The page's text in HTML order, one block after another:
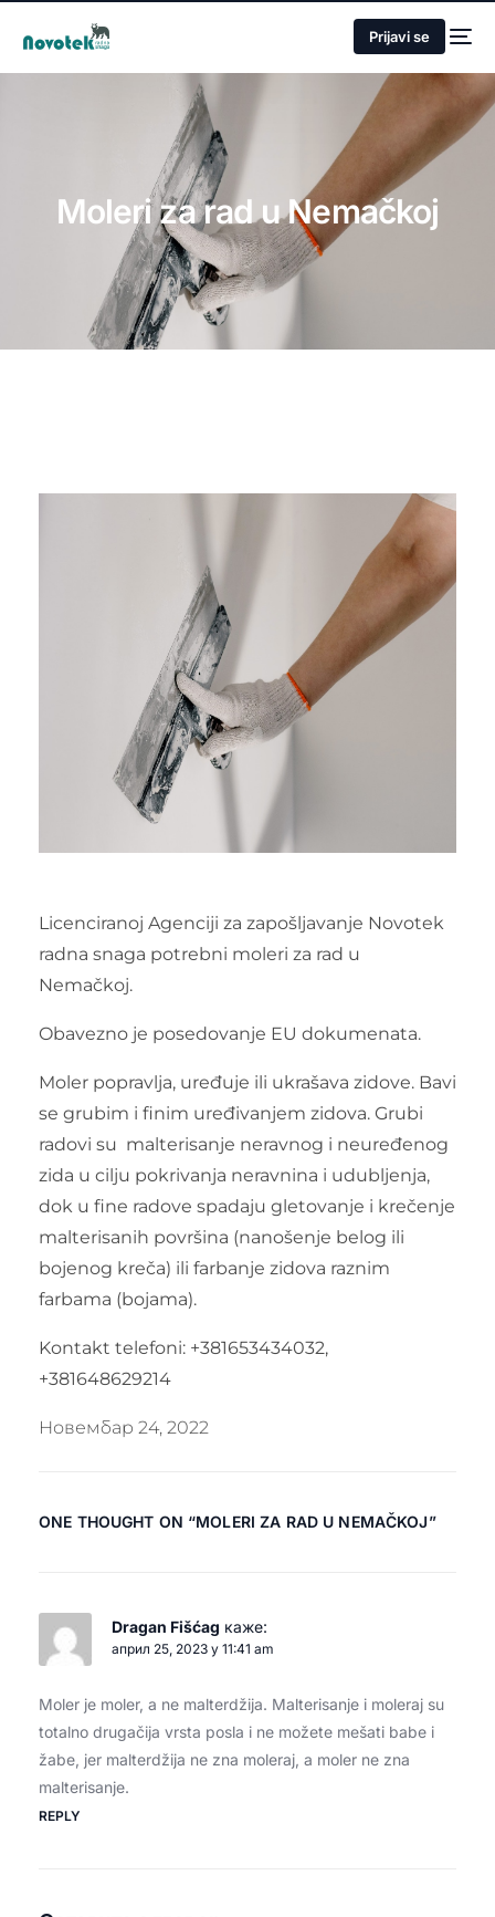
Prijavi se
Moleri za rad u Nemačkoj
Licenciranoj Agenciji za zapošljavanje Novotek
radna snaga potrebni moleri za rad u
Nemačkoj.
Obavezno je posedovanje EU dokumenata.
Moler popravlja, uređuje ili ukrašava zidove. Bavi
se grubim i finim uređivanjem zidova. Grubi
radovi su malterisanje neravnog i neuređenog
zida u cilju pokrivanja neravnina i udubljenja,
dok u fine radove spadaju gletovanje i krečenje
malterisanih površina (nanošenje belog ili
bojenog kreča) ili farbanje zidova raznim
farbama (bojama).
Kontakt telefoni: +381653434032,
+381648629214
Новембар 24, 2022
ONE THOUGHT ON “MOLERI ZA RAD U NEMAČKOJ”
Dragan Fišćag каже:
април 25, 2023 у 11:41 am
Moler je moler, a ne malterdžija. Malterisanje i moleraj su
totalno drugačija vrsta posla i ne možete mešati babe i
žabe, jer malterdžija ne zna moleraj, a moler ne zna
malterisanje.
REPLY